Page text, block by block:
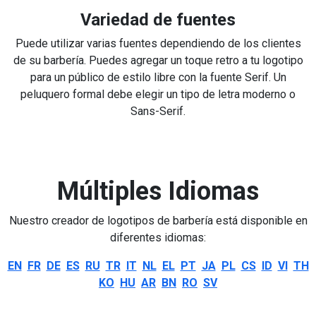
Variedad de fuentes
Puede utilizar varias fuentes dependiendo de los clientes
de su barbería. Puedes agregar un toque retro a tu logotipo
para un público de estilo libre con la fuente Serif. Un
peluquero formal debe elegir un tipo de letra moderno o
Sans-Serif.
Múltiples Idiomas
Nuestro creador de logotipos de barbería está disponible en
diferentes idiomas:
EN FR DE ES RU TR IT NL EL PT JA PL CS ID VI TH
KO HU AR BN RO SV